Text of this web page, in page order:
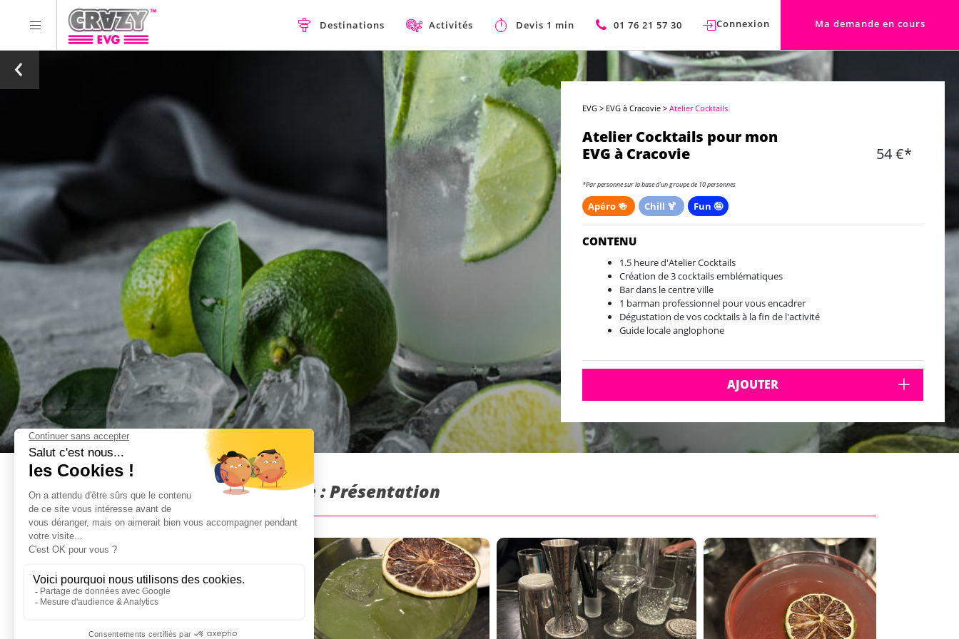
Destinations Activités Devis 1 min 01 76 21 57 30 Connexion Ma demande en cours
EVG > EVG à Cracovie >Atelier Cocktails
Atelier Cocktails pour mon
EVG à Cracovie
54 €*
*Par personne sur la base d'un groupe de 10 personnes
Apéro 🍻 Chill 🍹 Fun 🤪
CONTENU
1.5 heure d'Atelier Cocktails
Création de 3 cocktails emblématiques
Bar dans le centre ville
1 barman professionnel pour vous encadrer
Dégustation de vos cocktails à la fin de l'activité
Guide locale anglophone
AJOUTER
Atelier Cocktails à Cracovie : Présentation